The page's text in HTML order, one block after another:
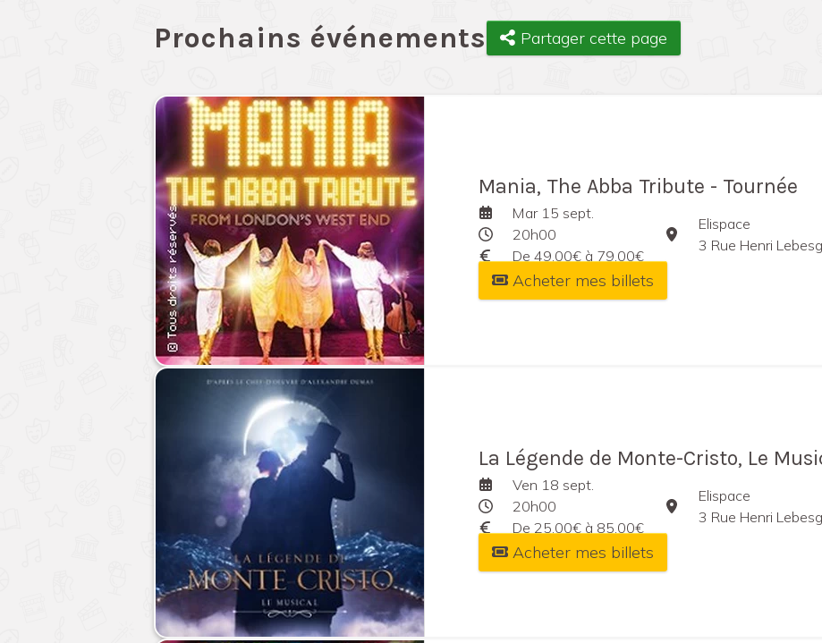
Prochains événements Partager cette page
Mania, The Abba Tribute - Tournée
Mar 15 sept.
20h00
De 49,00€ à 79,00€
Elispace
3 Rue Henri
Acheter mes billets
La Légende de Monte-Cristo, Le
Ven 18 sept.
20h00
De 25,00€ à 85,00€
Elispace
3 Rue Henri
Acheter mes billets